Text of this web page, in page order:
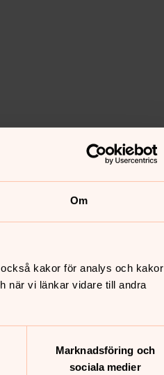
Om
kakor för analys och kakor
när vi länkar vidare till andra
Marknadsföring och
sociala medier